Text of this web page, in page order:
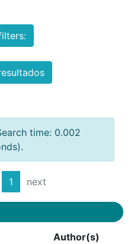
time: 0.002
1 next
Author(s)